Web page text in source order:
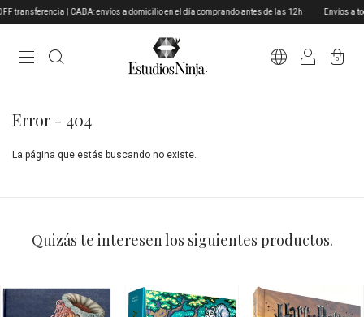
transferencia | CABA: envíos a domicilio en el día comprando antes de las 12h Envíos a
0
Error - 404
La página que estás buscando no existe.
Quizás te interesen los siguientes productos.